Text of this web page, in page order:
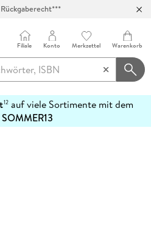
Filiale Konto Merkzettel Warenkorb
12auf viele Sortimente mit dem
SOMMER13